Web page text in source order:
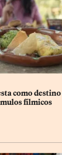
como
fílmicos